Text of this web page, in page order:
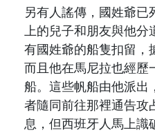
另有人謠傳，國姓爺已
上的兒子和朋友與他分
有國姓爺的船隻扣留，
而且他在馬尼拉也經歷
船。這些帆船由他派出
者隨同前往那裡通告攻
息，但西班牙人馬上識